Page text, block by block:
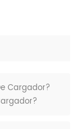
Cargador?